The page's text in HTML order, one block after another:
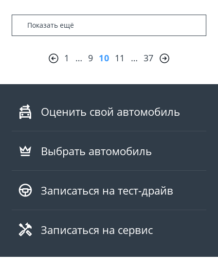
Показать ещё
1 … 9 10 11 … 37
Оценить свой автомобиль
Выбрать автомобиль
Записаться на тест-драйв
Записаться на сервис